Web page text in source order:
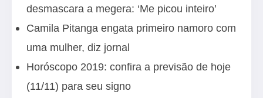
desmascara a megera: ‘Me picou inteiro’
Camila Pitanga engata primeiro namoro com
uma mulher, diz jornal
Horóscopo 2019: confira a previsão de hoje
(11/11) para seu signo